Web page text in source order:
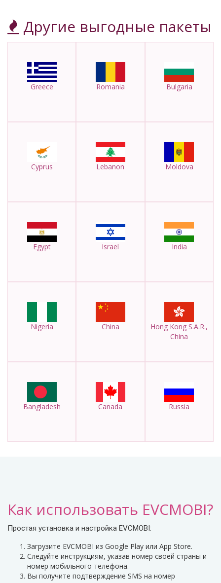
Другие выгодные пакеты
Greece Romania Bulgaria
Cyprus Lebanon Moldova
Egypt Israel India
Nigeria China
Hong Kong S.A.R.,
China
Bangladesh Canada Russia
Как использовать EVCMOBI?
Простая установка и настройка EVCMOBI:
Загрузите EVCMOBI из Google Play или App Store.
Следуйте инструкциям, указав номер своей страны и
номер мобильного телефона.
Вы получите подтверждение SMS на номер